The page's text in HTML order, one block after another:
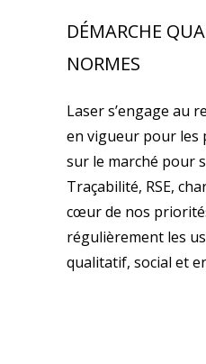
DÉMARCHE
NORMES
Laser s’engage au
en vigueur pour les
sur le marché pour
Traçabilité, RSE,
cœur de nos
régulièrement les
qualitatif, social et